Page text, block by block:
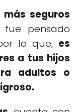
seguros
pensado
lo que, es
a tus hijos
adultos o